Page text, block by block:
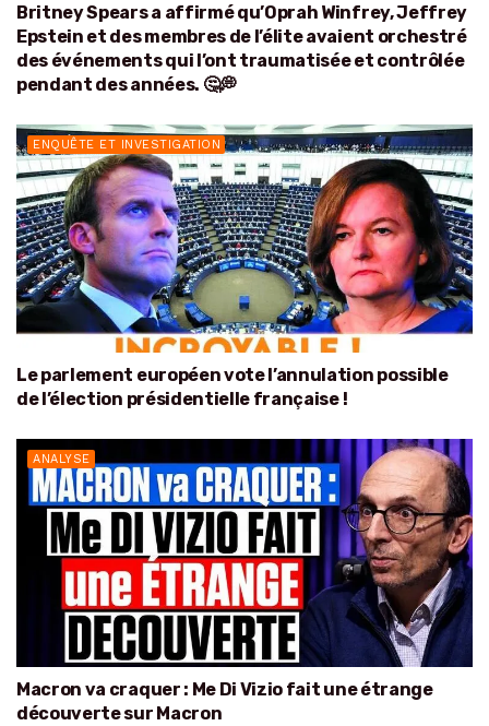
Britney Spears a affirmé qu’Oprah Winfrey, Jeffrey
Epstein et des membres de l’élite avaient orchestré
des événements qui l’ont traumatisée et contrôlée
pendant des années. 🤔💭
ENQUÊTE ET INVESTIGATION
Le parlement européen vote l’annulation possible
de l’élection présidentielle française !
ANALYSE
Macron va craquer : Me Di Vizio fait une étrange
découverte sur Macron